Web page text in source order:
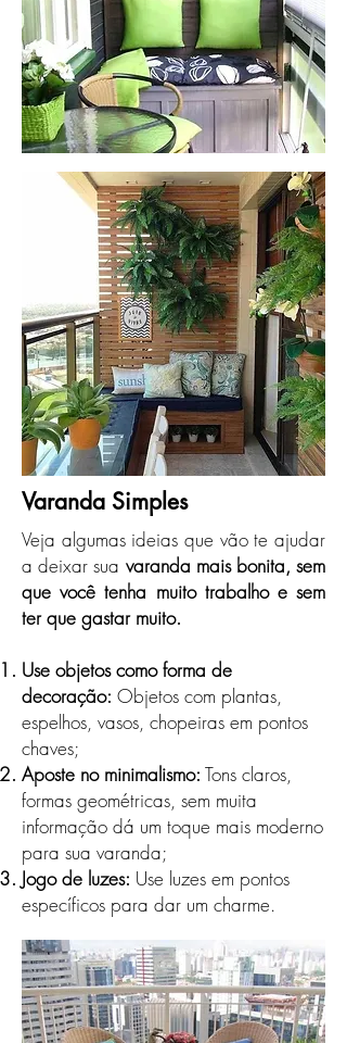
Varanda Simples
Veja algumas ideias que vão te ajudar
a deixar sua varanda mais bonita, sem
que você tenha muito trabalho e sem
ter que gastar muito.
Use objetos como forma de
decoração: Objetos com plantas,
espelhos, vasos, chopeiras em pontos
chaves;
Aposte no minimalismo: Tons claros,
formas geométricas, sem muita
informação dá um toque mais moderno
para sua varanda;
Jogo de luzes: Use luzes em pontos
específicos para dar um charme.